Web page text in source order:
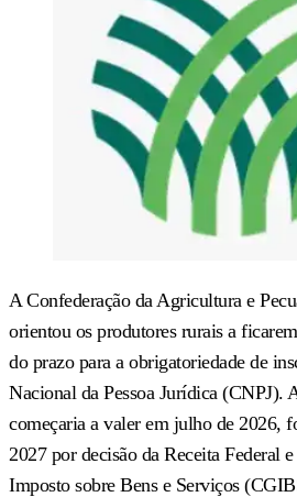
A Confederação da Agricultura e
orientou os produtores rurais a
do prazo para a obrigatoriedade de
Nacional da Pessoa Jurídica (CNPJ).
começaria a valer em julho de 2026,
2027 por decisão da Receita Federal
Imposto sobre Bens e Serviços